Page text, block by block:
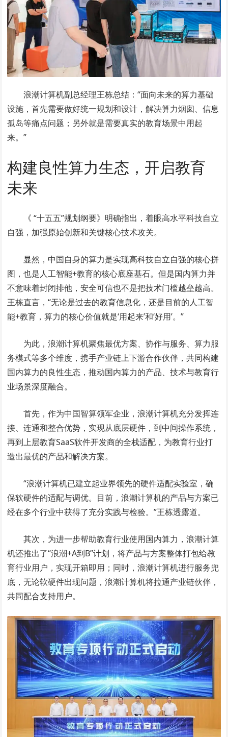
浪潮计算机副总经理王栋总结：“面向未来的算力基础
设施，首先需要做好统一规划和设计，解决算力烟囱、信息
孤岛等痛点问题；另外就是需要真实的教育场景中用起
来。”
构建良性算力生态，开启教育
未来
《 “十五五”规划纲要》明确指出，着眼高水平科技自立
自强，加强原始创新和关键核心技术攻关。
显然，中国自身的算力是实现高科技自立自强的核心拼
图，也是人工智能+教育的核心底座基石。但是国内算力并
不意味着封闭排他，安全可信也不是把技术门槛越垒越高。
王栋直言，“无论是过去的教育信息化，还是目前的人工智
能+教育，算力的核心价值就是‘用起来’和‘好用’。”
为此，浪潮计算机聚焦最优方案、协作与服务、算力服
务模式等多个维度，携手产业链上下游合作伙伴，共同构建
国内算力的良性生态，推动国内算力的产品、技术与教育行
业场景深度融合。
首先，作为中国智算领军企业，浪潮计算机充分发挥连
接、连通和整合优势，实现从底层硬件，到中间操作系统，
再到上层教育SaaS软件开发商的全栈适配，为教育行业打
造出最优的产品和解决方案。
“浪潮计算机已建立起业界领先的硬件适配实验室，确
保软硬件的适配与调优。目前，浪潮计算机的产品与方案已
经在多个行业中获得了充分实践与检验。”王栋透露道。
其次，为进一步帮助教育行业使用国内算力，浪潮计算
机还推出了“浪潮+A到B”计划，将产品与方案整体打包给教
育行业用户，实现开箱即用；同时，浪潮计算机进行服务兜
底，无论软硬件出现问题，浪潮计算机将拉通产业链伙伴，
共同配合支持用户。